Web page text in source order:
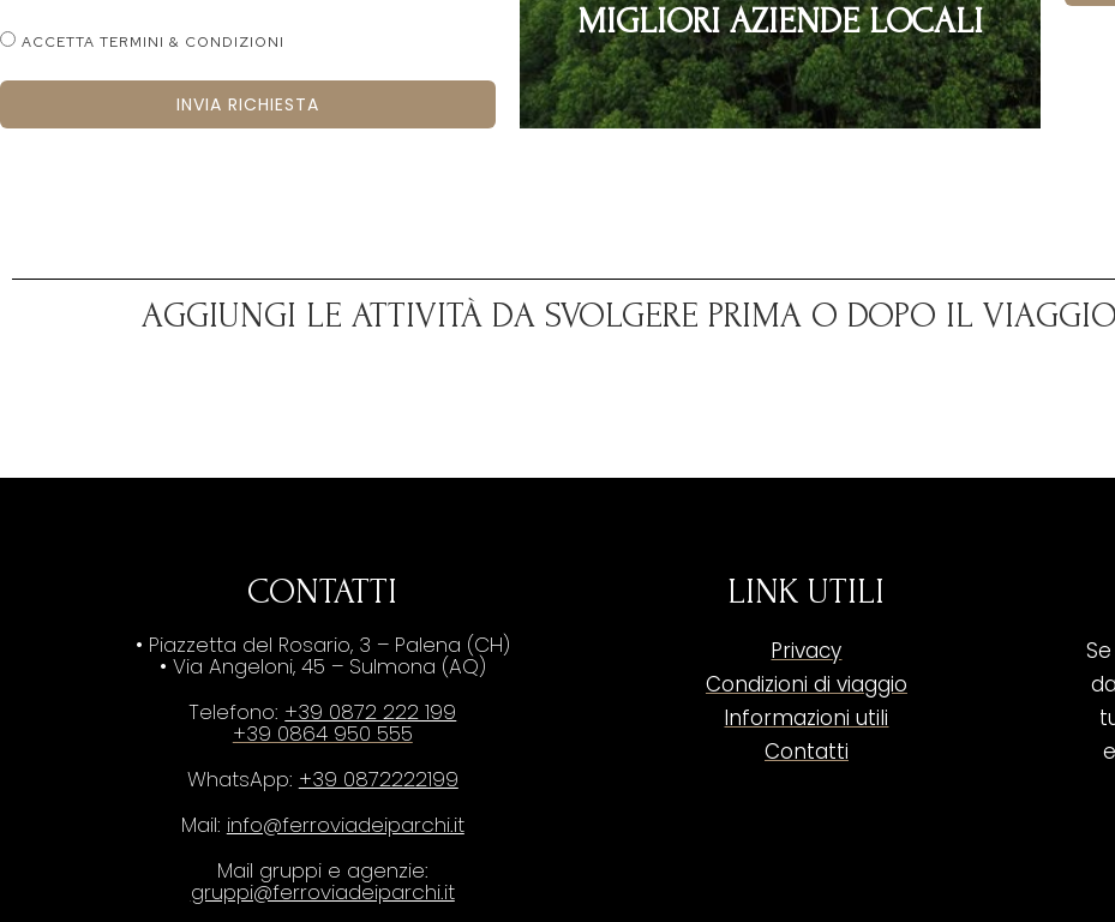
ACCETTA TERMINI & CONDIZIONI
INVIA RICHIESTA
MIGLIORI AZIENDE LOCALI
AGGIUNGI LE ATTIVITÀ DA SVOLGERE PRIMA O DOPO IL
CONTATTI
• Piazzetta del Rosario, 3 – Palena (CH)
• Via Angeloni, 45 – Sulmona (AQ)
Telefono: +39 0872 222 199
+39 0864 950 555
WhatsApp: +39 0872222199
Mail: info@ferroviadeiparchi.it
Mail gruppi e agenzie:
gruppi@ferroviadeiparchi.it
LINK UTILI
Privacy
Condizioni di viaggio
Informazioni utili
Contatti